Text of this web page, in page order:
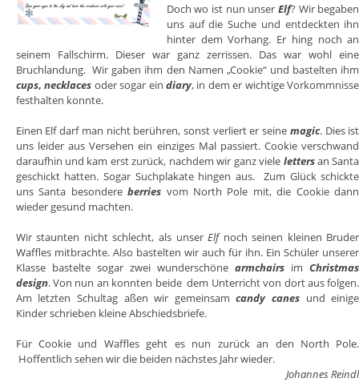
Doch wo ist nun unserElf? Wir begaben
uns auf die Suche und entdeckten ihn
hinter dem Vorhang. Er hing noch an
seinem Fallschirm. Dieser war ganz zerrissen. Das war wohl eine
Bruchlandung. Wir gaben ihm den Namen „Cookie“ und bastelten ihm
cups,necklaces oder sogar eindiary, in dem er wichtige Vorkommnisse
festhalten konnte.
Einen Elf darf man nicht berühren, sonst verliert er seine magic. Dies ist
uns leider aus Versehen ein einziges Mal passiert. Cookie verschwand
daraufhin und kam erst zurück, nachdem wir ganz viele lettersan Santa
geschickt hatten. Sogar Suchplakate hingen aus. Zum Glück schickte
uns Santa besondereberries vom North Pole mit, die Cookie dann
wieder gesund machten.
Wir staunten nicht schlecht, als unserElfnoch seinen kleinen Bruder
Waffles mitbrachte. Also bastelten wir auch für ihn. Ein Schüler unserer
Klasse bastelte sogar zwei wunderschönearmchairs imChristmas
design. Von nun an konnten beide dem Unterricht von dort aus folgen.
Am letzten Schultag aßen wir gemeinsamcandy canes und einige
Kinder schrieben kleine Abschiedsbriefe.
Für Cookie und Waffles geht es nun zurück an den North Pole.
Hoffentlich sehen wir die beiden nächstes Jahr wieder.
Johannes Reindl